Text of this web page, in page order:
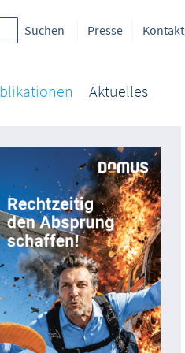
Presse Kontakt
Aktuelles